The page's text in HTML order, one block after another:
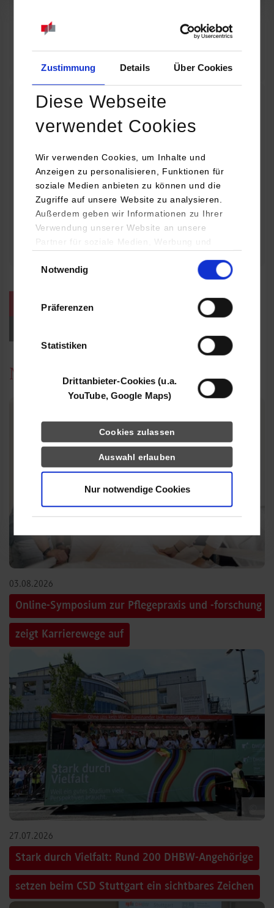
Zustimmung Details Über Cookies
Diese Webseite
verwendet Cookies
Wir verwenden Cookies, um Inhalte und
Anzeigen zu personalisieren, Funktionen für
soziale Medien anbieten zu können und die
Zugriffe auf unsere Website zu analysieren.
Außerdem geben wir Informationen zu Ihrer
Verwendung unserer Website an unsere
Partner für soziale Medien, Werbung und
YouTube, Google Maps) führen diese
Daten zusammen, die Sie ihnen bereitgestellt
haben oder die sie im Rahmen Ihrer Nutzung
Notwendig
Präferenzen
Statistiken
Drittanbieter-Cookies (u.a.
YouTube, Google Maps)
Cookies zulassen
Auswahl erlauben
Nur notwendige Cookies
Online INDIS-Infoveranstaltung für Studierende
Zum Event
Technologietag: Clean Urban Transportation –
nachhaltige Mobilität im (sub)urbanen Umfeld
16.09.2026 - 17.09.2026
Im Mittelpunkt stehen elektrische Antriebe, moderne
Batterietechnologien und innovative Fahrzeugkonzepte für
nachhaltige Mobilität in Stadt und…
weitere Veranstaltungen / Termine
News
03.08.2026
Online-Symposium zur Pflegepraxis und -forschung
zeigt Karrierewege auf
27.07.2026
Stark durch Vielfalt: Rund 200 DHBW-Angehörige
setzen beim CSD Stuttgart ein sichtbares Zeichen